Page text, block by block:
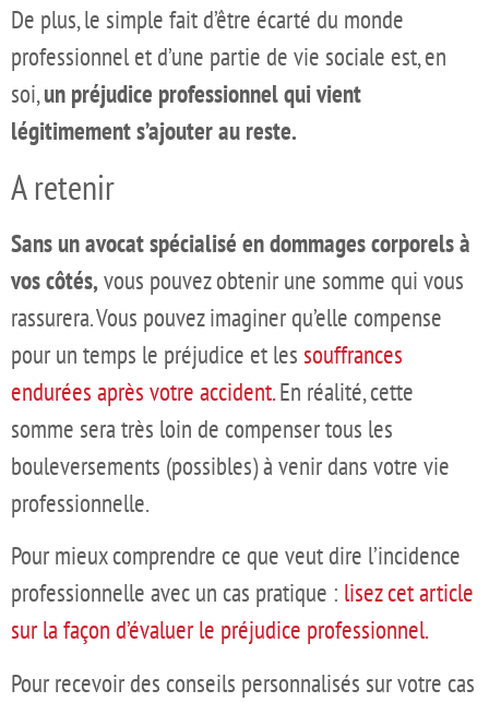
De plus, le simple fait d’être écarté du monde
professionnel et d’une partie de vie sociale est, en
soi,un préjudice professionnel qui vient
légitimement s’ajouter au reste.
A retenir
Sans un avocat spécialisé en dommages corporels à
vos côtés,vous pouvez obtenir une somme qui vous
rassurera. Vous pouvez imaginer qu’elle compense
pour un temps le préjudice et les souffrances
endurées après votre accident.En réalité, cette
somme sera très loin de compenser tous les
bouleversements (possibles) à venir dans votre vie
professionnelle.
Pour mieux comprendre ce que veut dire l’incidence
professionnelle avec un cas pratique : lisez cet article
sur la façon d’évaluer le préjudice professionnel.
Pour recevoir des conseils personnalisés sur votre cas